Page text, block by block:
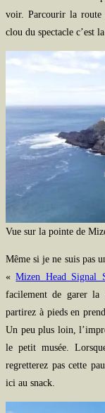
voir. Parcourir la
clou du spectacle c’est
Vue sur la pointe de
Même si je ne suis pas
«Mizen Head Signal
facilement de garer la
partirez à pieds en
Un peu plus loin,
le petit musée.
regretterez pas cette
ici au snack.